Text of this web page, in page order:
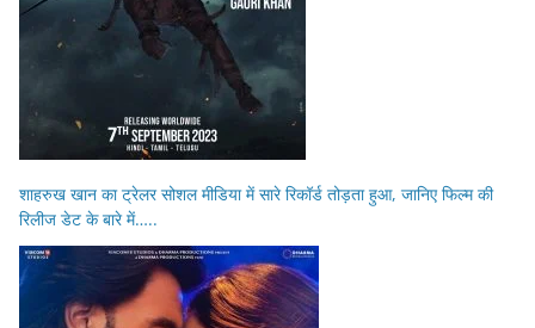
शाहरुख खान का ट्रेलर सोशल मीडिया में सारे रिकॉर्ड तोड़ता हुआ, जानिए फिल्म की
रिलीज डेट के बारे में…..